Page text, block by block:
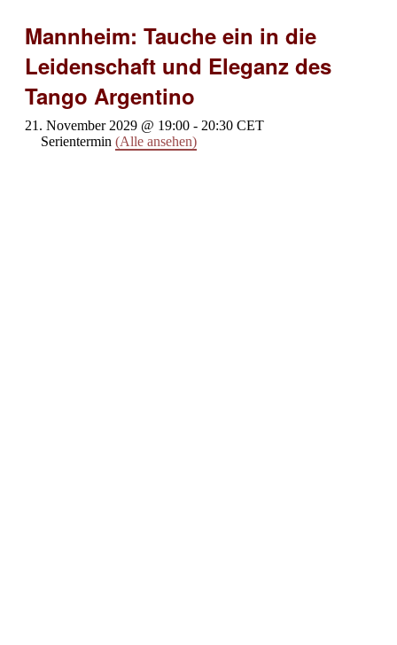
Mannheim: Tauche ein in die
Leidenschaft und Eleganz des
Tango Argentino
21. November 2029 @ 19:00 - 20:30 CET
Serientermin (Alle ansehen)